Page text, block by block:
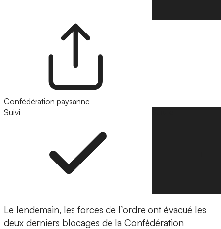
Confédération paysanne
Suivi
Le lendemain, les forces de l’ordre ont évacué les
deux derniers blocages de la Confédération